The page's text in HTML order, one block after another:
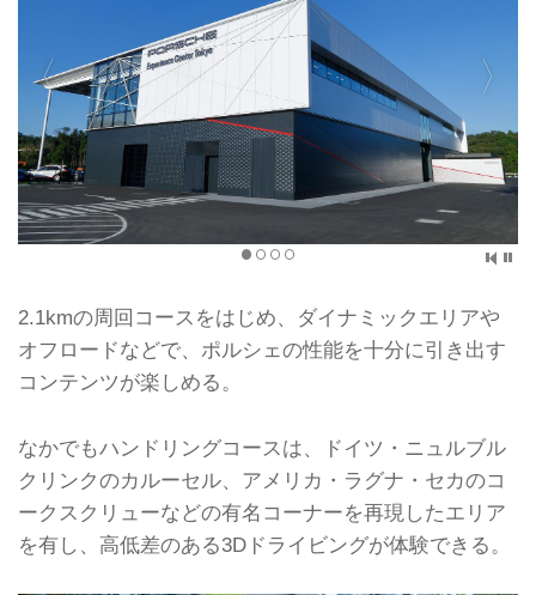
2.1kmの周回コースをはじめ、ダイナミックエリアや
オフロードなどで、ポルシェの性能を十分に引き出す
コンテンツが楽しめる。
なかでもハンドリングコースは、ドイツ・ニュルブル
クリンクのカルーセル、アメリカ・ラグナ・セカのコ
ークスクリューなどの有名コーナーを再現したエリア
を有し、高低差のある3Dドライビングが体験できる。